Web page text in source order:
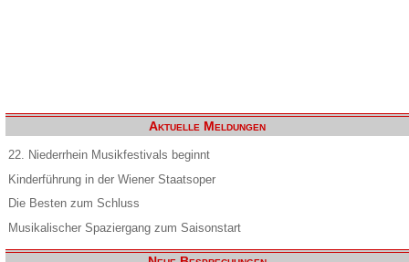
Aktuelle Meldungen
22. Niederrhein Musikfestivals beginnt
Kinderführung in der Wiener Staatsoper
Die Besten zum Schluss
Musikalischer Spaziergang zum Saisonstart